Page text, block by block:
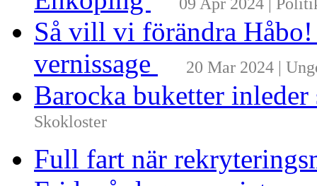
Så vill vi förändra
vernissage
20 Mar 2024 |
Barocka buketter
Skokloster
Full fart när